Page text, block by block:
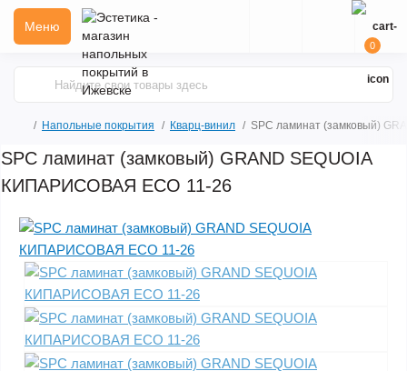
Меню
0
Напольные покрытия Кварц-винил SPC ламинат (замковый)
SPC ламинат (замковый) GRAND SEQUOIA
КИПАРИСОВАЯ ECO 11-26